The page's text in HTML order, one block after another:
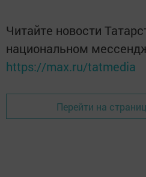
Читайте новости
национальном
https://max.ru/tatmedia
Перейти на